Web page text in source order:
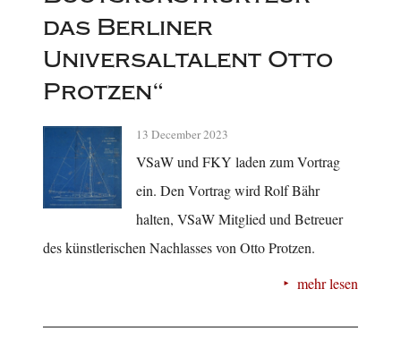
das Berliner
Universaltalent Otto
Protzen“
13 December 2023
VSaW und FKY laden zum Vortrag
ein. Den Vortrag wird Rolf Bähr
halten, VSaW Mitglied und Betreuer
des künstlerischen Nachlasses von Otto Protzen.
mehr lesen